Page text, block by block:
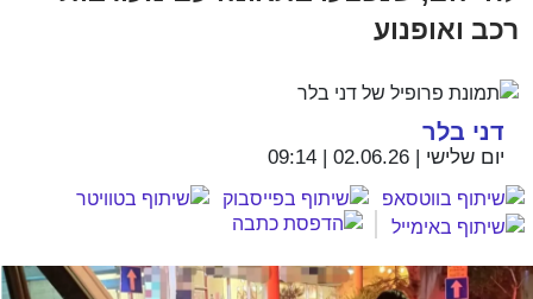
רכב ואופנוע
דני בלר
יום שלישי | 02.06.26 | 09:14